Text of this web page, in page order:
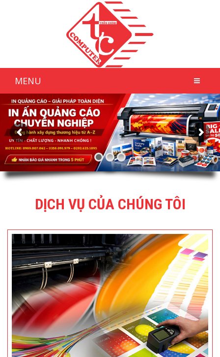
MENU
DỊCH VỤ CỦA CHÚNG TÔI